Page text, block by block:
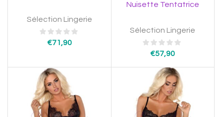
Sélection Lingerie
€71,90
Nuisette Tentatrice
Sélection Lingerie
€57,90